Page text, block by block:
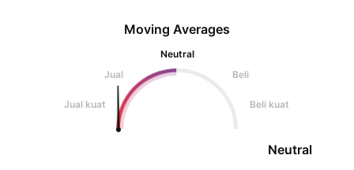
Moving Averages
Neutral
Jual
Beli
Jual kuat Beli kuat
Neutral